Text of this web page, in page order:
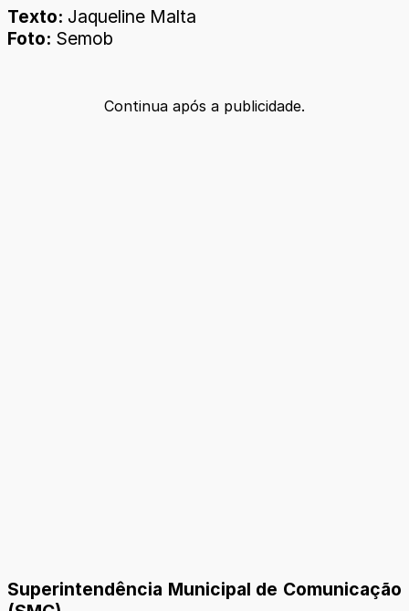
Texto: Jaqueline Malta
Foto: Semob
Continua após a publicidade.
Superintendência Municipal de Comunicação